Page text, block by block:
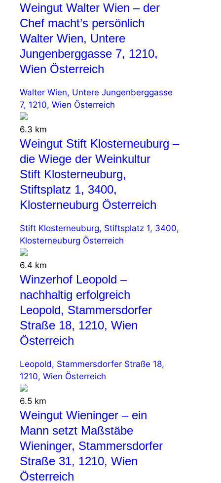
Weingut Walter Wien – der
Chef macht’s persönlich
Walter Wien, Untere
Jungenberggasse 7, 1210,
Wien Österreich
Walter Wien, Untere Jungenberggasse
7, 1210, Wien Österreich
6.3 km
Weingut Stift Klosterneuburg –
die Wiege der Weinkultur
Stift Klosterneuburg,
Stiftsplatz 1, 3400,
Klosterneuburg Österreich
Stift Klosterneuburg, Stiftsplatz 1, 3400,
Klosterneuburg Österreich
6.4 km
Winzerhof Leopold –
nachhaltig erfolgreich
Leopold, Stammersdorfer
Straße 18, 1210, Wien
Österreich
Leopold, Stammersdorfer Straße 18,
1210, Wien Österreich
6.5 km
Weingut Wieninger – ein
Mann setzt Maßstäbe
Wieninger, Stammersdorfer
Straße 31, 1210, Wien
Österreich